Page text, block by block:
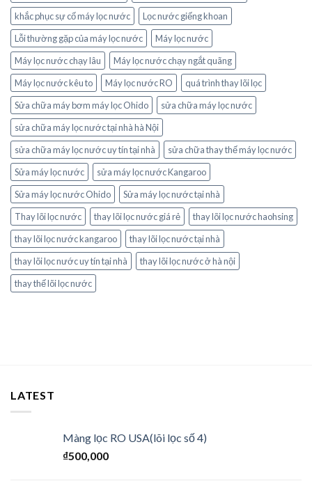
khắc phục sự cố máy lọc nước
Lọc nước giếng khoan
Lỗi thường gặp của máy lọc nước
Máy lọc nước
Máy lọc nước chạy lâu
Máy lọc nước chạy ngắt quãng
Máy lọc nước kêu to
Máy lọc nước RO
quá trình thay lõi lọc
Sửa chữa máy bơm máy lọc Ohido
sửa chữa máy lọc nước
sửa chữa máy lọc nước tại nhà hà Nội
sửa chữa máy lọc nước uy tín tại nhà
sửa chữa thay thế máy lọc nước
Sửa máy lọc nước
sửa máy lọc nước Kangaroo
Sửa máy lọc nước Ohido
Sửa máy lọc nước tại nhà
Thay lõi lọc nước
thay lõi lọc nước giá rẻ
thay lõi lọc nước haohsing
thay lõi lọc nước kangaroo
thay lõi lọc nước tại nhà
thay lõi lọc nước uy tín tại nhà
thay lõi lọc nước ở hà nội
thay thế lõi lọc nước
LATEST
Màng lọc RO USA(lõi lọc số 4)
₫500,000